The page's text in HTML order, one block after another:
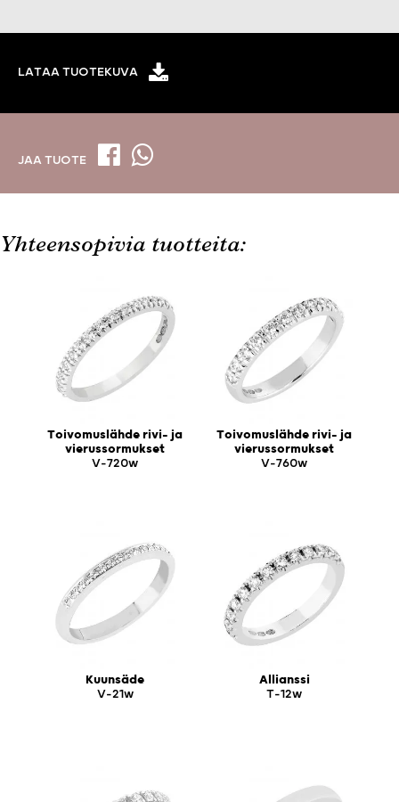
LATAA TUOTEKUVA
JAA TUOTE
Yhteensopivia tuotteita:
Toivomuslähde rivi- ja
vierussormukset
V-720w
Toivomuslähde rivi- ja
vierussormukset
V-760w
Kuunsäde
V-21w
Allianssi
T-12w